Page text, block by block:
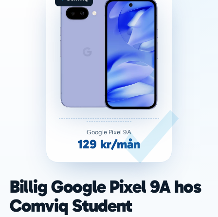
Billig Google Pixel 9A hos
Comviq Student
Google Pixel 9A
129 kr/mån